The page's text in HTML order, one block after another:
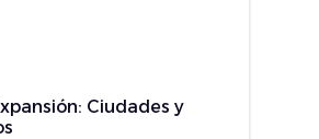
Ciudades y